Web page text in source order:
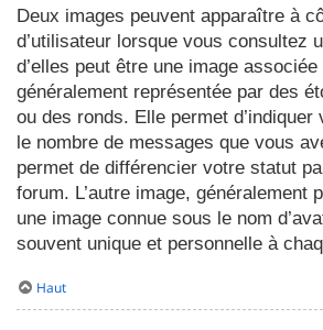
Deux images peuvent apparaître à
d’utilisateur lorsque vous consultez
d’elles peut être une image
généralement représentée par des
ou des ronds. Elle permet
le nombre de messages que vous
permet de différencier votre statut
forum. L’autre image, généralement
une image connue sous le nom
souvent unique et personnelle à
Haut